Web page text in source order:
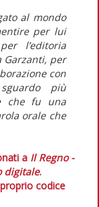
al mondo
per lui
l’editoria
Garzanti, per
con
più
che fu una
orale che
a Il Regno -
digitale.
codice